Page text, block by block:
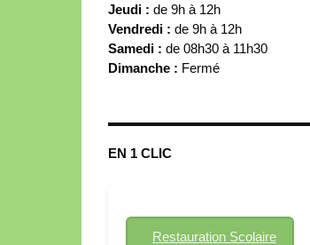
Jeudi : de 9h à 12h
Vendredi : de 9h à 12h
Samedi : de 08h30 à 11h30
Dimanche : Fermé
EN 1 CLIC
Restauration Scolaire